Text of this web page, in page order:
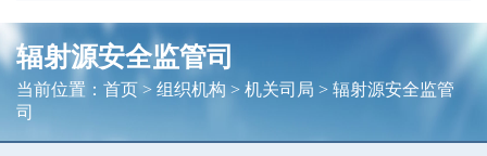
辐射源安全监管司
当前位置： 首页> 组织机构 > 机关司局 > 辐射源安全监管
司